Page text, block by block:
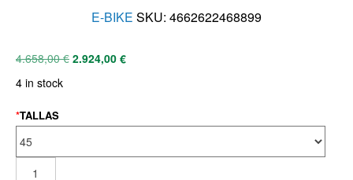
E-BIKE SKU: 4662622468899
4.658,00€ 2.924,00 €
4 in stock
*TALLAS